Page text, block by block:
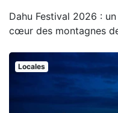
Dahu Festival 2026 :
cœur des montagnes
Locales